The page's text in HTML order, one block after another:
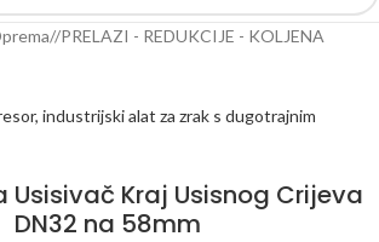
/ PRELAZI - REDUKCIJE - KOLJENA
Usisivač Kraj Usisnog Crijeva
DN32 na 58mm